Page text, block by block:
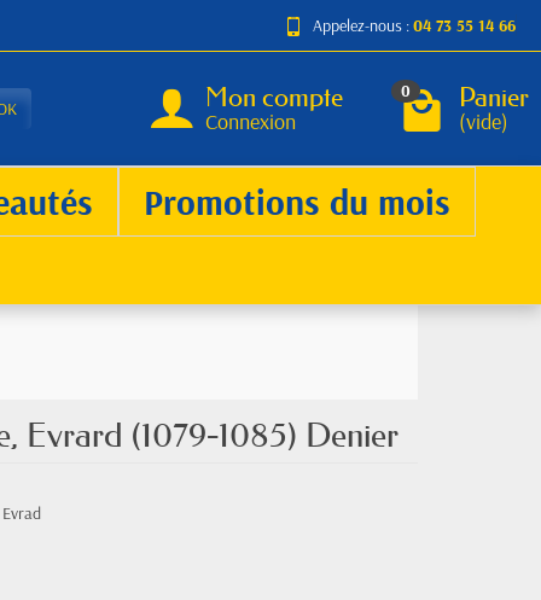
Appelez-nous :04 73 55 14 66
Mon compte
Connexion
0 Panier
(vide)
Promotions du mois
Evrard (1079-1085) Denier